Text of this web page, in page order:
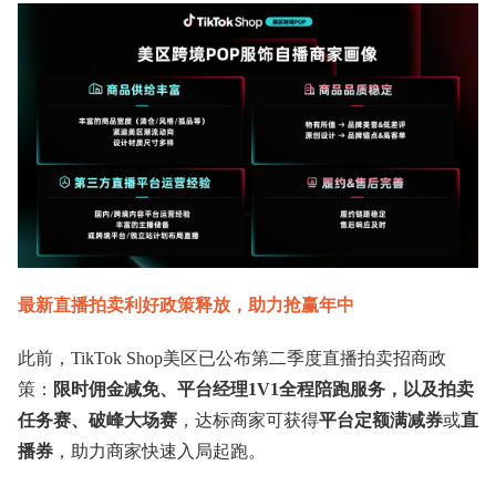
最新直播拍卖利好政策释放，助力抢赢年中
此前，TikTok Shop美区已公布第二季度直播拍卖招商政
策： 限时佣金减免、平台经理1V1全程陪跑服务，以及拍卖
任务赛、破峰大场赛 ，达标商家可获得平台定额满减券或直
播券 ，助力商家快速入局起跑。